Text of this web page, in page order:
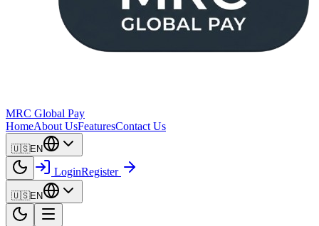
MRC Global Pay
HomeAbout UsFeaturesContact Us
🇺🇸EN
LoginRegister
🇺🇸EN